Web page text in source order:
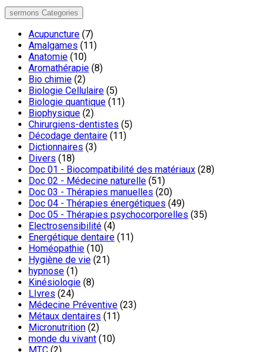
sermons Categories
Acupuncture (7)
Amalgames (11)
Anatomie (10)
Aromathérapie (8)
Bio chimie (2)
Biologie Cellulaire (5)
Biologie quantique (11)
Biophysique (2)
Chirurgiens-dentistes (5)
Décodage dentaire (11)
Dictionnaires (3)
Divers (18)
Doc 01 - Biocompatibilité des matériaux (28)
Doc 02 - Médecine naturelle (51)
Doc 03 - Thérapies manuelles (20)
Doc 04 - Thérapies énergétiques (49)
Doc 05 - Thérapies psychocorporelles (35)
Electrosensibilité (4)
Energétique dentaire (11)
Homéopathie (10)
Hygiène de vie (21)
hypnose (1)
Kinésiologie (8)
LIvres (24)
Médecine Préventive (23)
Métaux dentaires (11)
Micronutrition (2)
monde du vivant (10)